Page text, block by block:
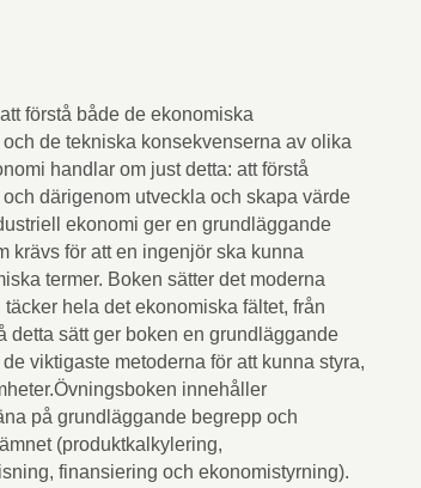
förstå både de ekonomiska
de tekniska konsekvenserna av olika
handlar om just detta: att förstå
därigenom utveckla och skapa värde
ekonomi ger en grundläggande
krävs för att en ingenjör ska kunna
termer. Boken sätter det moderna
hela det ekonomiska fältet, från
detta sätt ger boken en grundläggande
viktigaste metoderna för att kunna styra,
innehåller
på grundläggande begrepp och
(produktkalkylering,
finansiering och ekonomistyrning).